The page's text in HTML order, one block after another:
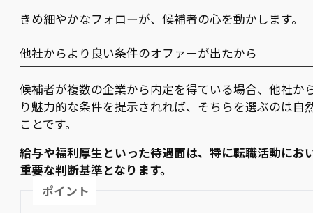
きめ細やかなフォローが、候補者の心を動かします。
他社からより良い条件のオファーが出たから
候補者が複数の企業から内定を得ている場合、他社か
り魅力的な条件を提示されれば、そちらを選ぶのは自
ことです。
給与や福利厚生といった待遇面は、特に転職活動にお
重要な判断基準となります。
ポイント